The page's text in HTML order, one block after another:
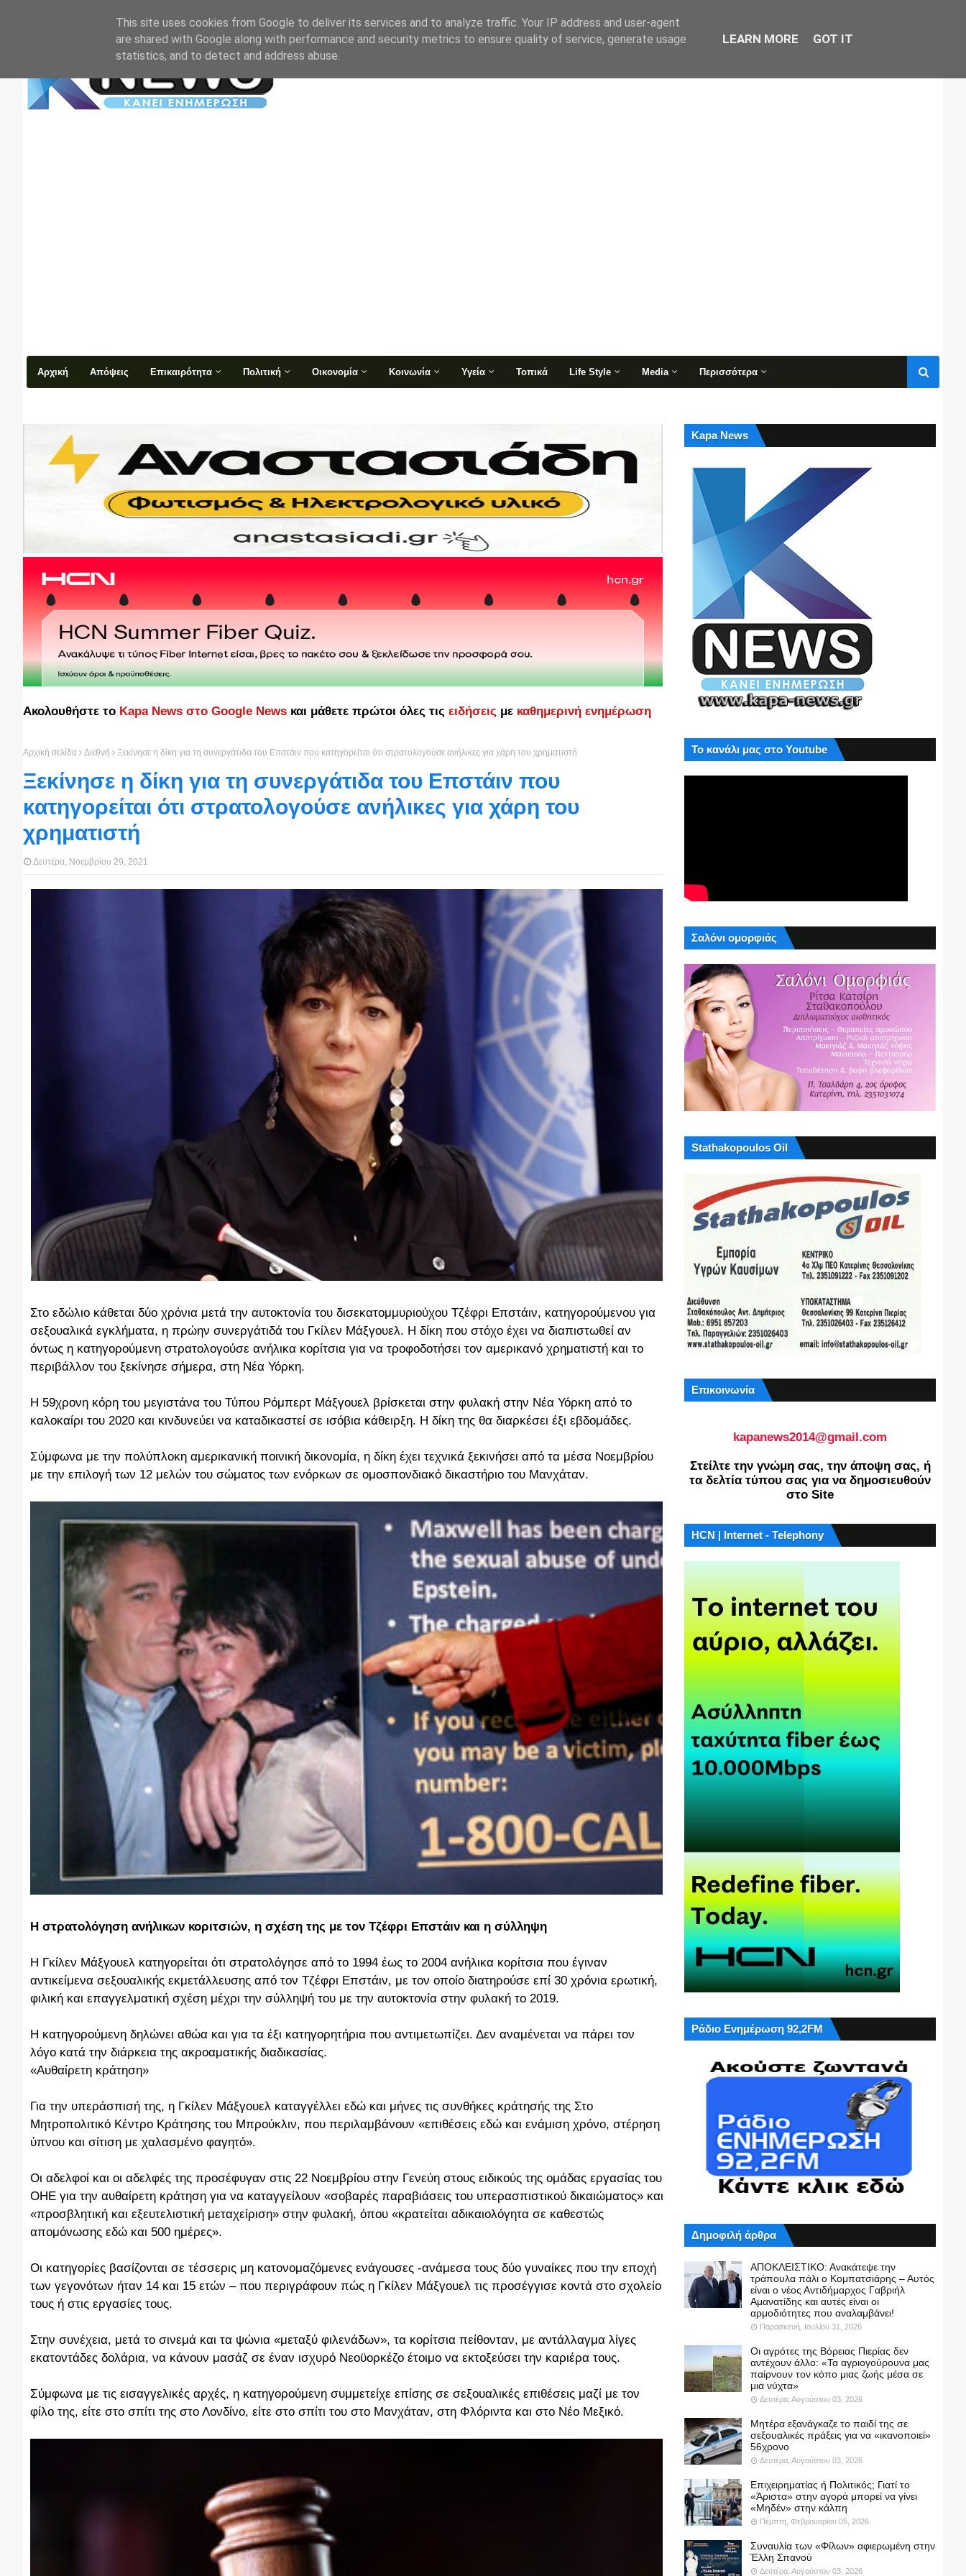
Αρχική Απόψεις Επικαιρότητα Πολιτική Οικονομία Κοινωνία Υγεία Τοπικά Life Style Media Περισσότερα
Ακολουθήστε το Kapa News στο Google News και μάθετε πρώτοι όλες τις ειδήσεις με καθημερινή ενημέρωση
Αρχική σελίδα Διεθνή Ξεκίνησε η δίκη για τη συνεργάτιδα του Επστάιν που κατηγορείται ότι στρατολογούσε ανήλικες για χάρη του χρηματιστή
Ξεκίνησε η δίκη για τη συνεργάτιδα του Επστάιν που
κατηγορείται ότι στρατολογούσε ανήλικες για χάρη του
χρηματιστή
Δευτέρα, Νοεμβρίου 29, 2021
Στο εδώλιο κάθεται δύο χρόνια μετά την αυτοκτονία του δισεκατομμυριούχου Τζέφρι Επστάιν, κατηγορούμενου για
σεξουαλικά εγκλήματα, η πρώην συνεργάτιδά του Γκίλεν Μάξγουελ. Η δίκη που στόχο έχει να διαπιστωθεί αν
όντως η κατηγορούμενη στρατολογούσε ανήλικα κορίτσια για να τροφοδοτήσει τον αμερικανό χρηματιστή και το
περιβάλλον του ξεκίνησε σήμερα, στη Νέα Υόρκη.
Η 59χρονη κόρη του μεγιστάνα του Τύπου Ρόμπερτ Μάξγουελ βρίσκεται στην φυλακή στην Νέα Υόρκη από το
καλοκαίρι του 2020 και κινδυνεύει να καταδικαστεί σε ισόβια κάθειρξη. Η δίκη της θα διαρκέσει έξι εβδομάδες.
Σύμφωνα με την πολύπλοκη αμερικανική ποινική δικονομία, η δίκη έχει τεχνικά ξεκινήσει από τα μέσα Νοεμβρίου
με την επιλογή των 12 μελών του σώματος των ενόρκων σε ομοσπονδιακό δικαστήριο του Μανχάταν.
Η στρατολόγηση ανήλικων κοριτσιών, η σχέση της με τον Τζέφρι Επστάιν και η σύλληψη
Η Γκίλεν Μάξγουελ κατηγορείται ότι στρατολόγησε από το 1994 έως το 2004 ανήλικα κορίτσια που έγιναν
αντικείμενα σεξουαλικής εκμετάλλευσης από τον Τζέφρι Επστάιν, με τον οποίο διατηρούσε επί 30 χρόνια ερωτική,
φιλική και επαγγελματική σχέση μέχρι την σύλληψή του με την αυτοκτονία στην φυλακή το 2019.
Η κατηγορούμενη δηλώνει αθώα και για τα έξι κατηγορητήρια που αντιμετωπίζει. Δεν αναμένεται να πάρει τον
λόγο κατά την διάρκεια της ακροαματικής διαδικασίας.
«Αυθαίρετη κράτηση»
Για την υπεράσπισή της, η Γκίλεν Μάξγουελ καταγγέλλει εδώ και μήνες τις συνθήκες κράτησής της Στο
Μητροπολιτικό Κέντρο Κράτησης του Μπρούκλιν, που περιλαμβάνουν «επιθέσεις εδώ και ενάμιση χρόνο, στέρηση
ύπνου και σίτιση με χαλασμένο φαγητό».
Οι αδελφοί και οι αδελφές της προσέφυγαν στις 22 Νοεμβρίου στην Γενεύη στους ειδικούς της ομάδας εργασίας του
ΟΗΕ για την αυθαίρετη κράτηση για να καταγγείλουν «σοβαρές παραβιάσεις του υπερασπιστικού δικαιώματος» και
«προσβλητική και εξευτελιστική μεταχείριση» στην φυλακή, όπου «κρατείται αδικαιολόγητα σε καθεστώς
απομόνωσης εδώ και 500 ημέρες».
Οι κατηγορίες βασίζονται σε τέσσερις μη κατονομαζόμενες ενάγουσες -ανάμεσα τους δύο γυναίκες που την εποχή
των γεγονότων ήταν 14 και 15 ετών – που περιγράφουν πώς η Γκίλεν Μάξγουελ τις προσέγγισε κοντά στο σχολείο
τους ή στις εργασίες τους.
Στην συνέχεια, μετά το σινεμά και τα ψώνια «μεταξύ φιλενάδων», τα κορίτσια πείθονταν, με αντάλλαγμα λίγες
εκατοντάδες δολάρια, να κάνουν μασάζ σε έναν ισχυρό Νεοϋορκέζο έτοιμο να εκτοξεύσει την καριέρα τους.
Σύμφωνα με τις εισαγγελικές αρχές, η κατηγορούμενη συμμετείχε επίσης σε σεξουαλικές επιθέσεις μαζί με τον
φίλο της, είτε στο σπίτι της στο Λονδίνο, είτε στο σπίτι του στο Μανχάταν, στη Φλόριντα και στο Νέο Μεξικό.
Kapa News
Το κανάλι μας στο Youtube
Σαλόνι ομορφιάς
Stathakopoulos Oil
Επικοινωνία
kapanews2014@gmail.com
Στείλτε την γνώμη σας, την άποψη σας, ή
τα δελτία τύπου σας για να δημοσιευθούν
στο Site
HCN | Internet - Telephony
Ράδιο Ενημέρωση 92,2FM
Δημοφιλή άρθρα
ΑΠΟΚΛΕΙΣΤΙΚΟ: Ανακάτεψε την
τράπουλα πάλι ο Κομπατσιάρης – Αυτός
είναι ο νέος Αντιδήμαρχος Γαβριήλ
Αμανατίδης και αυτές είναι οι
αρμοδιότητες που αναλαμβάνει!
Παρασκευή, Ιουλίου 31, 2026
Οι αγρότες της Βόρειας Πιερίας δεν
αντέχουν άλλο: «Τα αγριογούρουνα μας
παίρνουν τον κόπο μιας ζωής μέσα σε
μια νύχτα»
Δευτέρα, Αυγούστου 03, 2026
Μητέρα εξανάγκαζε το παιδί της σε
σεξουαλικές πράξεις για να «ικανοποιεί»
56χρονο
Δευτέρα, Αυγούστου 03, 2026
Επιχειρηματίας ή Πολιτικός; Γιατί το
«Άριστα» στην αγορά μπορεί να γίνει
«Μηδέν» στην κάλπη
Πέμπτη, Φεβρουαρίου 05, 2026
Συναυλία των «Φίλων» αφιερωμένη στην
Έλλη Σπανού
Δευτέρα, Αυγούστου 03, 2026
This site uses cookies from Google to deliver its services and to analyze traffic. Your IP address and user-agent
are shared with Google along with performance and security metrics to ensure quality of service, generate usage
statistics, and to detect and address abuse.
LEARN MORE GOT IT